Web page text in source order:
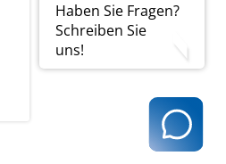
Haben Sie Fragen?
Schreiben Sie
uns!